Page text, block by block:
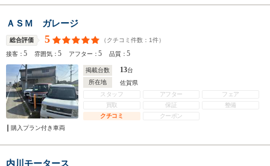
ＡＳＭ ガレージ
総合評価 5 （クチコミ件数： 1件）
接客：5 雰囲気：5 アフター：5 品質：5
掲載台数 13台
所在地
佐賀県
スタッフ
アフター
フェア
買取
保証
整備
クチコミ
クーポン
購入プラン付き車両
内川モータース